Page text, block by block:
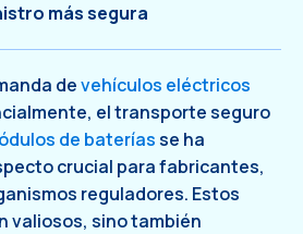
más segura
devehículos eléctricos
el transporte seguro
de bateríasse ha
crucial para fabricantes,
reguladores. Estos
valiosos, sino también